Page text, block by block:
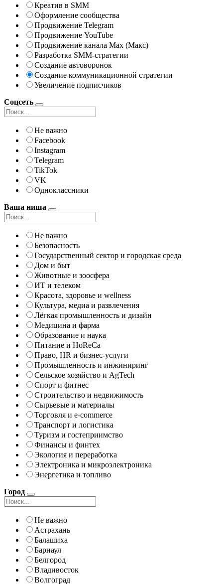
Креатив в SMM
Оформление сообщества
Продвижение Telegram
Продвижение YouTube
Продвижение канала Max (Макс)
Разработка SMM-стратегии
Создание автоворонок
Создание коммуникационной стратегии
Увеличение подписчиков
Соцсеть
Не важно
Facebook
Instagram
Telegram
TikTok
VK
Одноклассники
Ваша ниша
Не важно
Безопасность
Государственный сектор и городская среда
Дом и быт
Животные и зоосфера
ИТ и телеком
Красота, здоровье и wellness
Культура, медиа и развлечения
Лёгкая промышленность и дизайн
Медицина и фарма
Образование и наука
Питание и HoReCa
Право, HR и бизнес-услуги
Промышленность и инжиниринг
Сельское хозяйство и AgTech
Спорт и фитнес
Строительство и недвижимость
Сырьевые и материалы
Торговля и e-commerce
Транспорт и логистика
Туризм и гостеприимство
Финансы и финтех
Экология и переработка
Электроника и микроэлектроника
Энергетика и топливо
Город
Не важно
Астрахань
Балашиха
Барнаул
Белгород
Владивосток
Волгоград